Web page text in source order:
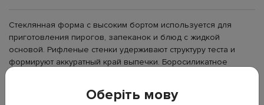
Стеклянная форма с высоким бортом используется для
приготовления пирогов, запеканок и блюд с жидкой
основой. Рифленые стенки удерживают структуру теста и
формируют аккуратный край выпечки. Боросиликатное
равномерное распределение тепла, прозрачные стенки
Оберіть мову